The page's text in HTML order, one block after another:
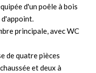
d'un poêle à bois
d'appoint.
principale, avec WC
de quatre pièces
et deux à